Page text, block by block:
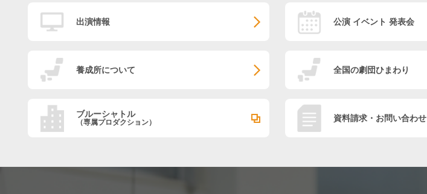
出演情報 公演 イベント 発表会
養成所について 全国の劇団ひまわり
ブルーシャトル
（専属プロダクション） 資料請求・お問い合わせ